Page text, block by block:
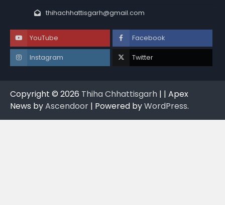
thihachhattisgarh@gmail.com
YouTube Facebook
Instagram Twitter
Copyright © 2026 Thiha Chhattisgarh | | Apex
News byAscendoor | Powered byWordPress.